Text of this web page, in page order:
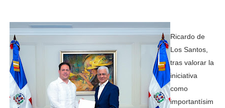
Ricardo de
Los Santos,
tras valorar la
iniciativa
como
importantísim